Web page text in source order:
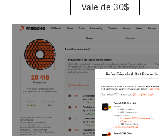
Vale de 30$